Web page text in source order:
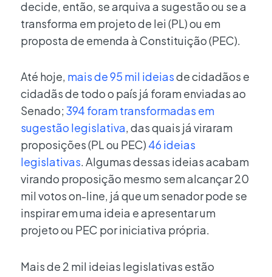
decide, então, se arquiva a sugestão ou se a
transforma em projeto de lei (PL) ou em
proposta de emenda à Constituição (PEC).
Até hoje, mais de 95 mil ideiasde cidadãos e
cidadãs de todo o país já foram enviadas ao
Senado;394 foram transformadas em
sugestão legislativa, das quais já viraram
proposições (PL ou PEC) 46 ideias
legislativas. Algumas dessas ideias acabam
virando proposição mesmo sem alcançar 20
mil votos on-line, já que um senador pode se
inspirar em uma ideia e apresentar um
projeto ou PEC por iniciativa própria.
Mais de 2 mil ideias legislativas estão